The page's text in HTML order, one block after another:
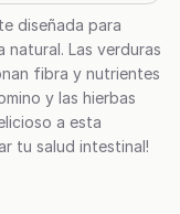
diseñada para
natural. Las verduras
fibra y nutrientes
y las hierbas
a esta
tu salud intestinal!